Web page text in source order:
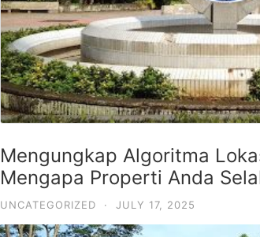
Mengungkap Algoritma
Mengapa Properti Anda
UNCATEGORIZED · JULY 17, 2025